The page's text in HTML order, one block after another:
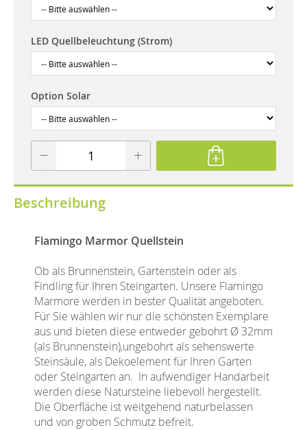
LED Quellbeleuchtung (Strom)
Option Solar
Beschreibung
Flamingo Marmor Quellstein
Ob als Brunnenstein, Gartenstein oder als
Findling für Ihren Steingarten. Unsere Flamingo
Marmore werden in bester Qualität angeboten.
Für Sie wählen wir nur die schönsten Exemplare
aus und bieten diese entweder gebohrt Ø 32mm
(als Brunnenstein),ungebohrt als sehenswerte
Steinsäule, als Dekoelement für Ihren Garten
oder Steingarten an. In aufwendiger Handarbeit
werden diese Natursteine liebevoll hergestellt.
Die Oberfläche ist weitgehend naturbelassen
und von groben Schmutz befreit.